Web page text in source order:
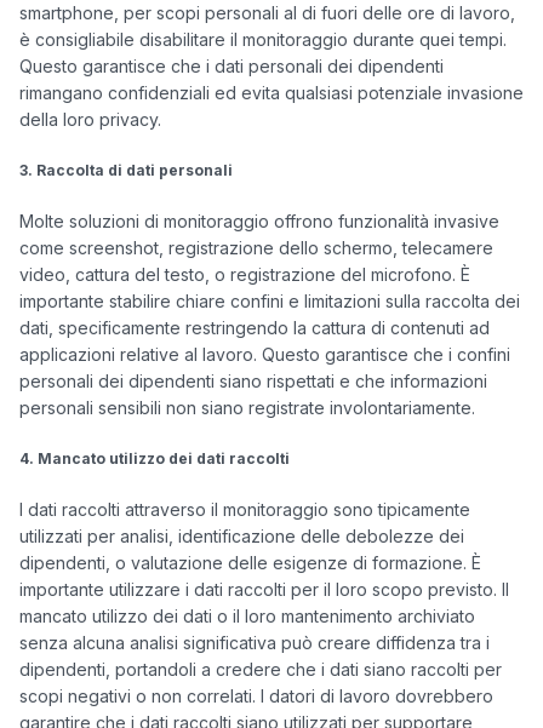
smartphone, per scopi personali al di fuori delle ore di lavoro,
è consigliabile disabilitare il monitoraggio durante quei tempi.
Questo garantisce che i dati personali dei dipendenti
rimangano confidenziali ed evita qualsiasi potenziale invasione
della loro privacy.
3. Raccolta di dati personali
Molte soluzioni di monitoraggio offrono funzionalità invasive
come screenshot, registrazione dello schermo, telecamere
video, cattura del testo, o registrazione del microfono. È
importante stabilire chiare confini e limitazioni sulla raccolta dei
dati, specificamente restringendo la cattura di contenuti ad
applicazioni relative al lavoro. Questo garantisce che i confini
personali dei dipendenti siano rispettati e che informazioni
personali sensibili non siano registrate involontariamente.
4. Mancato utilizzo dei dati raccolti
I dati raccolti attraverso il monitoraggio sono tipicamente
utilizzati per analisi, identificazione delle debolezze dei
dipendenti, o valutazione delle esigenze di formazione. È
importante utilizzare i dati raccolti per il loro scopo previsto. Il
mancato utilizzo dei dati o il loro mantenimento archiviato
senza alcuna analisi significativa può creare diffidenza tra i
dipendenti, portandoli a credere che i dati siano raccolti per
scopi negativi o non correlati. I datori di lavoro dovrebbero
garantire che i dati raccolti siano utilizzati per supportare